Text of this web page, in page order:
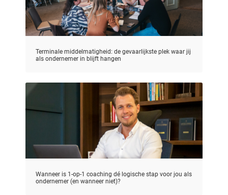
Terminale middelmatigheid: de gevaarlijkste plek waar jij
als ondernemer in blijft hangen
Wanneer is 1-op-1 coaching dé logische stap voor jou als
ondernemer (en wanneer niet)?